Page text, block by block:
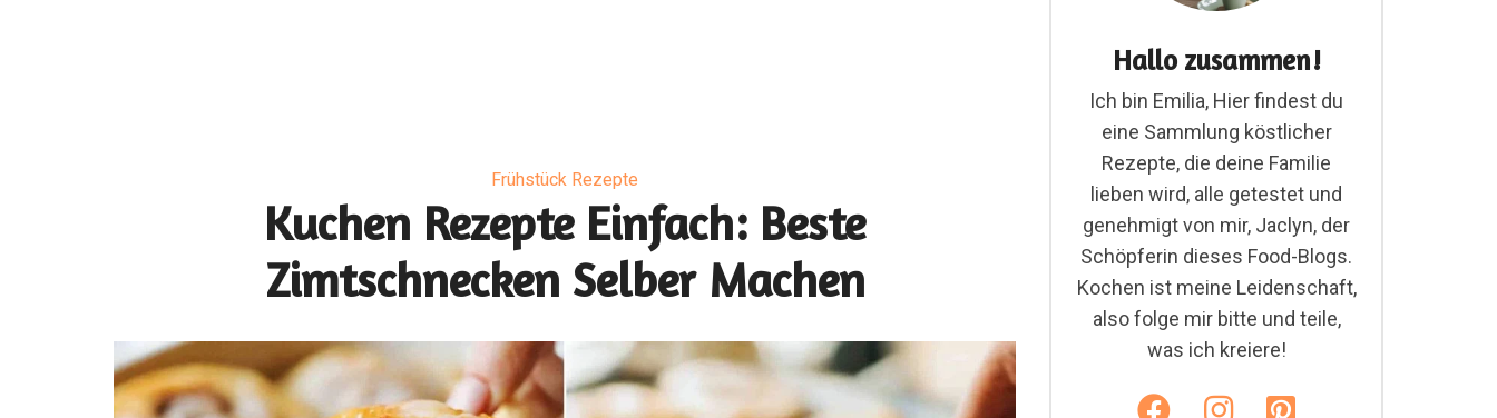
Frühstück Rezepte
Kuchen Rezepte Einfach: Beste
Zimtschnecken Selber Machen
Hallo zusammen!
Ich bin Emilia, Hier findest du
eine Sammlung köstlicher
Rezepte, die deine Familie
lieben wird, alle getestet und
genehmigt von mir, Jaclyn, der
Schöpferin dieses Food-Blogs.
Kochen ist meine Leidenschaft,
also folge mir bitte und teile,
was ich kreiere!